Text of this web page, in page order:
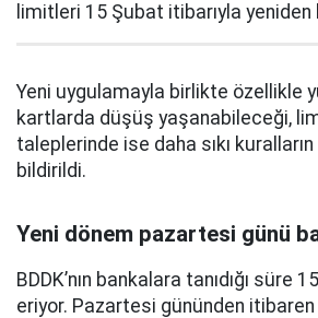
limitleri 15 Şubat itibarıyla
Yeni uygulamayla birlikte özellikle
kartlarda düşüş yaşanabileceği,
taleplerinde ise daha sıkı
bildirildi.
Yeni dönem pazartesi günü
BDDK’nın bankalara tanıdığı süre
eriyor. Pazartesi gününden itibaren